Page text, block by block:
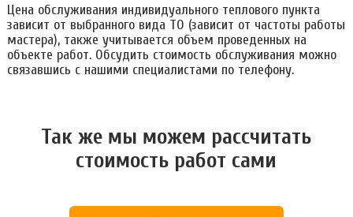
Цена обслуживания индивидуального теплового пункта
зависит от выбранного вида ТО (зависит от частоты работы
мастера), также учитывается объем проведенных на
объекте работ. Обсудить стоимость обслуживания можно
связавшись с нашими специалистами по телефону.
Так же мы можем расcчитать
стоимость работ сами